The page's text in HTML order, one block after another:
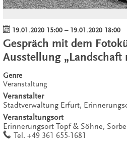
19.01.2020 15:00 – 19.01.2020 18:00
Gespräch mit dem
Ausstellung „Landschaft
Genre
Veranstaltung
Veranstalter
Stadtverwaltung Erfurt,
Veranstaltungsort
Erinnerungsort Topf & Söhne,
work
Tel. +49 361 655-1681